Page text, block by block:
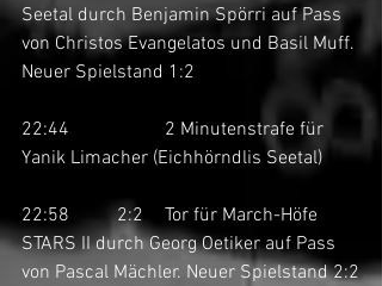
Seetal durch Benjamin Spörri auf Pass
von Christos Evangelatos und Basil Muff.
Neuer Spielstand 1:2
22:44		2 Minutenstrafe für
Yanik Limacher (Eichhörndlis Seetal)
22:58	2:2	Tor für March-Höfe
STARS II durch Georg Oetiker auf Pass
von Pascal Mächler. Neuer Spielstand 2:2